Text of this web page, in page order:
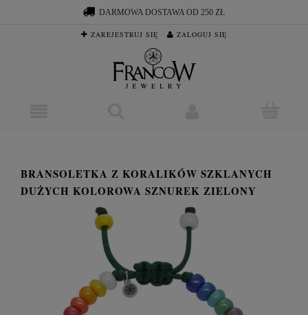
DARMOWA DOSTAWA OD 250 ZŁ
ZAREJESTRUJ SIĘ ZALOGUJ SIĘ
BRANSOLETKA Z KORALIKÓW SZKLANYCH
DUŻYCH KOLOROWA SZNUREK ZIELONY